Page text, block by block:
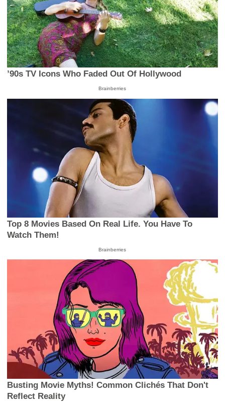
’90s TV Icons Who Faded Out Of Hollywood
Brainberries
Top 8 Movies Based On Real Life. You Have To
Watch Them!
Brainberries
Busting Movie Myths! Common Clichés That Don't
Reflect Reality